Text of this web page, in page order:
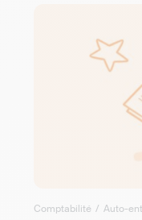
Comptabilité / Auto-